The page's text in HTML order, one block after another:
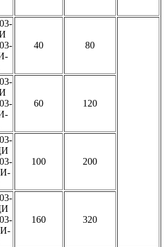
40 80
60 120
100 200
160 320